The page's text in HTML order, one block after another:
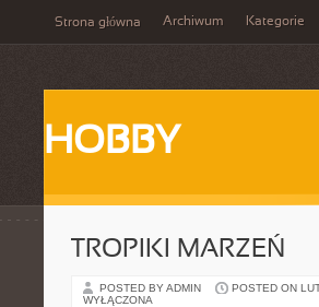
Strona główna Archiwum Kategorie
HOBBY
TROPIKI MARZEŃ
POSTED BY ADMIN POSTED ON
WYŁĄCZONA